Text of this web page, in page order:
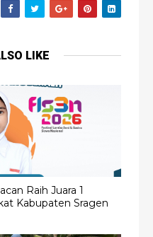
LIKE
Raih Juara 1
Kabupaten Sragen